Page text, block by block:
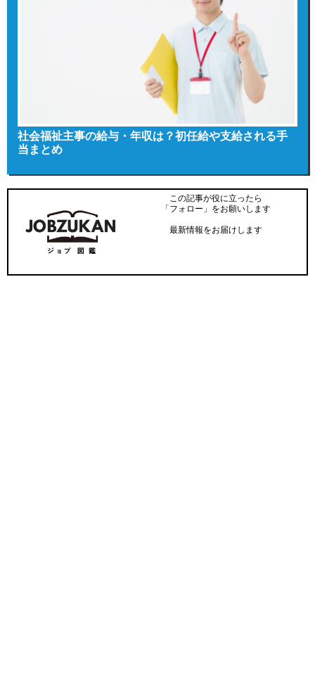
社会福祉主事の給与・年収は？初任給や支給される手
当まとめ
この記事が役に立ったら
「フォロー」をお願いします
最新情報をお届けします